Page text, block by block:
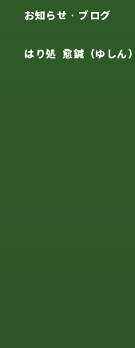
お知らせ・ブログ
はり処 愈鍼（ゆしん）